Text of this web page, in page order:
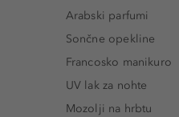
Arabski parfumi
Sončne opekline
Francosko manikuro
UV lak za nohte
Mozolji na hrbtu